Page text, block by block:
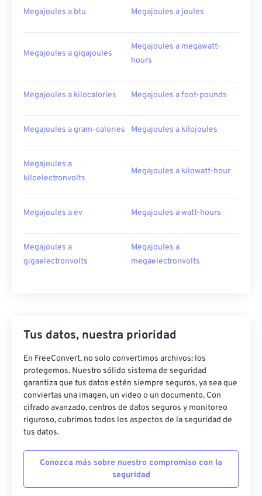
Megajoules a btu Megajoules a joules
Megajoules a gigajoules
Megajoules a megawatt-
hours
Megajoules a kilocalories Megajoules a foot-pounds
Megajoules a gram-calories Megajoules a kilojoules
Megajoules a
kiloelectronvolts
Megajoules a kilowatt-hour
Megajoules a ev Megajoules a watt-hours
Megajoules a
gigaelectronvolts
Megajoules a
megaelectronvolts
Tus datos, nuestra prioridad
En FreeConvert, no solo convertimos archivos: los
protegemos. Nuestro sólido sistema de seguridad
garantiza que tus datos estén siempre seguros, ya sea que
conviertas una imagen, un video o un documento. Con
cifrado avanzado, centros de datos seguros y monitoreo
riguroso, cubrimos todos los aspectos de la seguridad de
tus datos.
Conozca más sobre nuestro compromiso con la
seguridad